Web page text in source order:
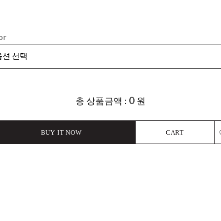
총 상품금액 : 0 원
BUY IT NOW CART